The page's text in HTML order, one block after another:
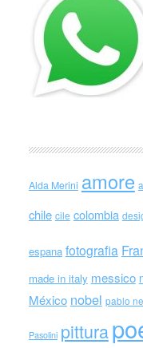
Alda Merini amore
chile cile colombia
espana fotografia
made in italy messico
México nobel pablo
Pasolini pittura